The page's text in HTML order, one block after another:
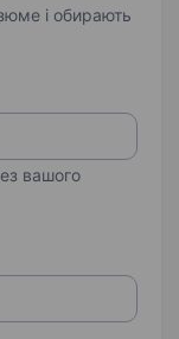
і обирають
вашого